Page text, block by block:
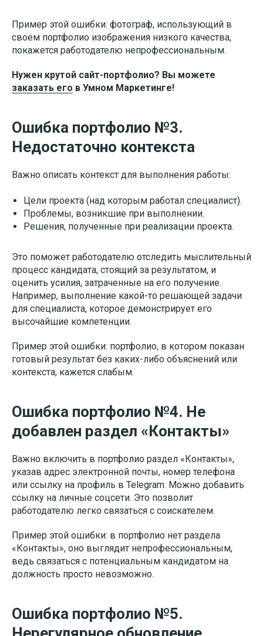
Пример этой ошибки: фотограф, использующий в
своем портфолио изображения низкого качества,
покажется работодателю непрофессиональным.
Нужен крутой сайт-портфолио? Вы можете
заказать его в Умном Маркетинге!
Ошибка портфолио №3.
Недостаточно контекста
Важно описать контекст для выполнения работы:
Цели проекта (над которым работал специалист).
Проблемы, возникшие при выполнении.
Решения, полученные при реализации проекта.
Это поможет работодателю отследить мыслительный
процесс кандидата, стоящий за результатом, и
оценить усилия, затраченные на его получение.
Например, выполнение какой-то решающей задачи
для специалиста, которое демонстрирует его
высочайшие компетенции.
Пример этой ошибки: портфолио, в котором показан
готовый результат без каких-либо объяснений или
контекста, кажется слабым.
Ошибка портфолио №4. Не
добавлен раздел «Контакты»
Важно включить в портфолио раздел «Контакты»,
указав адрес электронной почты, номер телефона
или ссылку на профиль в Telegram. Можно добавить
ссылку на личные соцсети. Это позволит
работодателю легко связаться с соискателем.
Пример этой ошибки: в портфолио нет раздела
«Контакты», оно выглядит непрофессиональным,
ведь связаться с потенциальным кандидатом на
должность просто невозможно.
Ошибка портфолио №5.